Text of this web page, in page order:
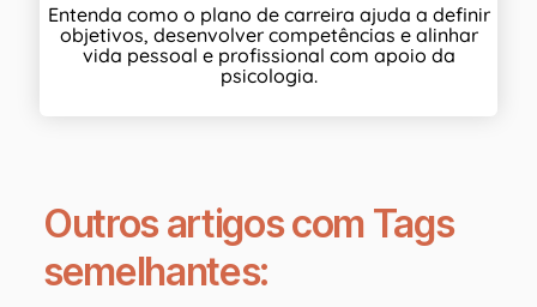
Entenda como o plano de carreira ajuda a definir
objetivos, desenvolver competências e alinhar
vida pessoal e profissional com apoio da
psicologia.
Outros artigos com Tags
semelhantes: